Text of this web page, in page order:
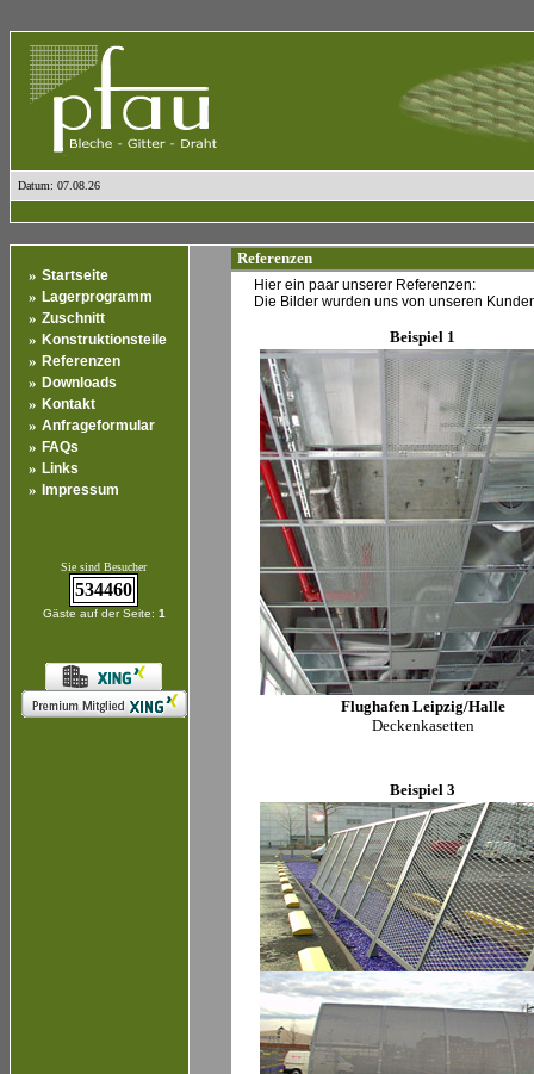
Datum: 07.08.26
» Startseite
» Lagerprogramm
» Zuschnitt
» Konstruktionsteile
» Referenzen
» Downloads
» Kontakt
» Anfrageformular
» FAQs
» Links
» Impressum
Sie sind Besucher
534460
Gäste auf der Seite: 1
Referenzen
Hier ein paar unserer Referenzen:
Die Bilder wurden uns von unseren
Beispiel 1
Flughafen Leipzig/Halle
Deckenkasetten
Beispiel 3